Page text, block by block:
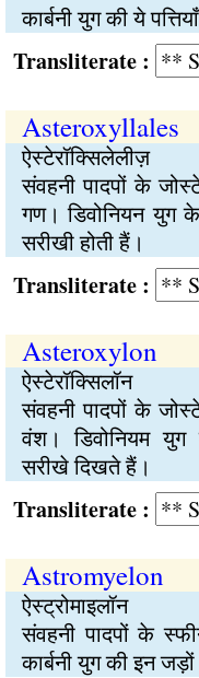
कार्बनी युग की ये
:
Asteroxyllales
ऐस्टेरॉक्सिलेलीज़
संवहनी पादपों के
गण। डिवोनियन युग के
सरीखी होती हैं।
:
Asteroxylon
ऐस्टेरॉक्सिलॉन
संवहनी पादपों के
वंश। डिवोनियम युग
सरीखे दिखते हैं।
:
Astromyelon
ऐस्ट्रोमाइलॉन
संवहनी पादपों के
कार्बनी युग की इन